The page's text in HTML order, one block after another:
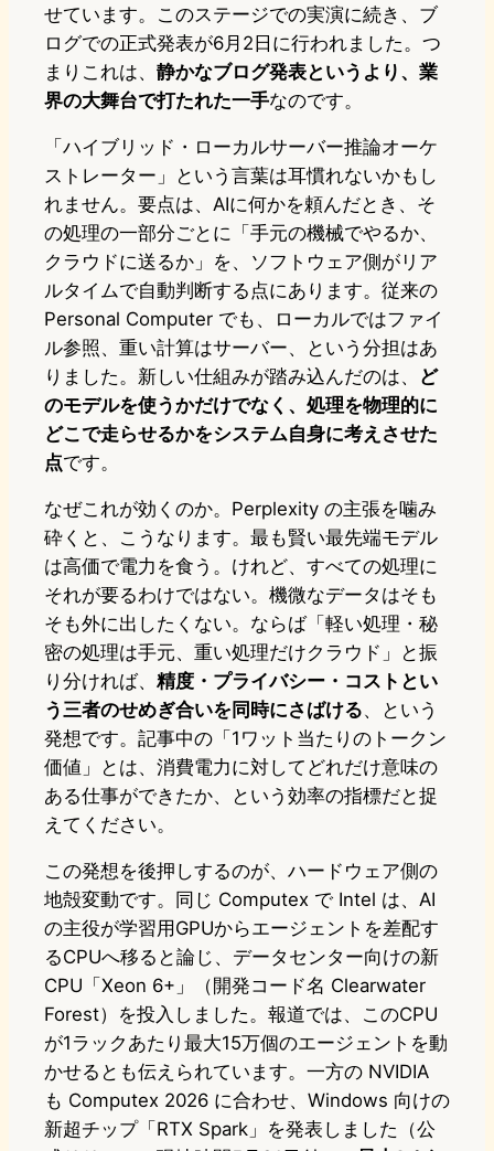
せています。このステージでの実演に続き、ブ
ログでの正式発表が6月2日に行われました。つ
まりこれは、 静かなブログ発表というより、業
界の大舞台で打たれた一手なのです。
「ハイブリッド・ローカルサーバー推論オーケ
ストレーター」という言葉は耳慣れないかもし
れません。要点は、AIに何かを頼んだとき、そ
の処理の一部分ごとに「手元の機械でやるか、
クラウドに送るか」を、ソフトウェア側がリア
ルタイムで自動判断する点にあります。従来の
Personal Computer でも、ローカルではファイ
ル参照、重い計算はサーバー、という分担はあ
りました。新しい仕組みが踏み込んだのは、 ど
のモデルを使うかだけでなく、処理を物理的に
どこで走らせるかをシステム自身に考えさせた
点です。
なぜこれが効くのか。Perplexity の主張を噛み
砕くと、こうなります。最も賢い最先端モデル
は高価で電力を食う。けれど、すべての処理に
それが要るわけではない。機微なデータはそも
そも外に出したくない。ならば「軽い処理・秘
密の処理は手元、重い処理だけクラウド」と振
り分ければ、 精度・プライバシー・コストとい
う三者のせめぎ合いを同時にさばける、という
発想です。記事中の「1ワット当たりのトークン
価値」とは、消費電力に対してどれだけ意味の
ある仕事ができたか、という効率の指標だと捉
えてください。
この発想を後押しするのが、ハードウェア側の
地殻変動です。同じ Computex で Intel は、AI
の主役が学習用GPUからエージェントを差配す
るCPUへ移ると論じ、データセンター向けの新
CPU「Xeon 6+」（開発コード名 Clearwater
Forest）を投入しました。報道では、このCPU
が1ラックあたり最大15万個のエージェントを動
かせるとも伝えられています。一方の NVIDIA
も Computex 2026 に合わせ、Windows 向けの
新超チップ「RTX Spark」を発表しました（公